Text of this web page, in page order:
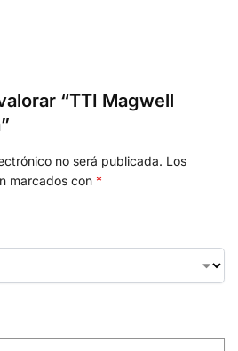
“TTI Magwell
no será publicada. Los
marcados con *